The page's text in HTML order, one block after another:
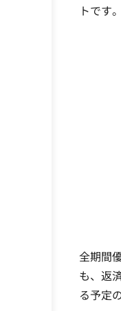
トです。
全期間
も、返
る予定